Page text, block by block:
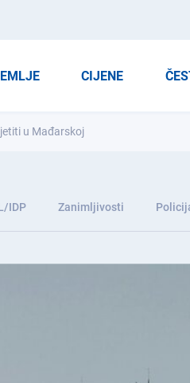
CIJENE
u Mađarskoj
IDP Zanimljivosti